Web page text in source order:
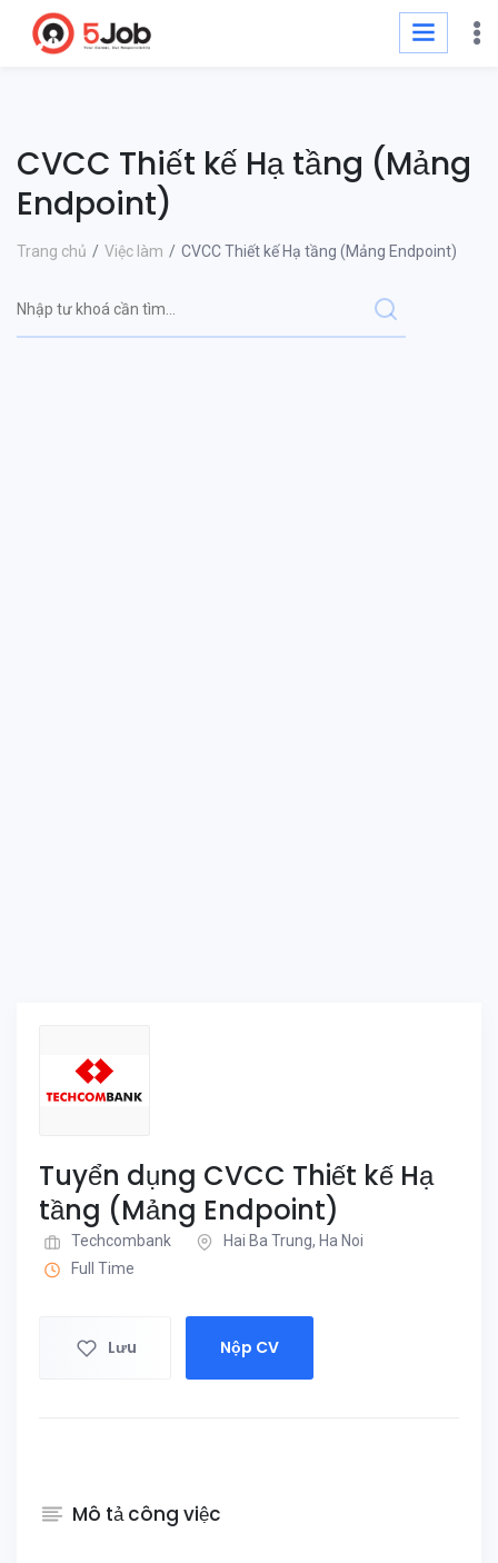
CVCC Thiết kế Hạ tầng (Mảng
Endpoint)
Trang chủ Việc làm CVCC Thiết kế Hạ tầng (Mảng Endpoint)
Tuyển dụng CVCC Thiết kế Hạ
tầng (Mảng Endpoint)
Techcombank
Hai Ba Trung, Ha Noi
Full Time
Lưu Nộp CV
Mô tả công việc